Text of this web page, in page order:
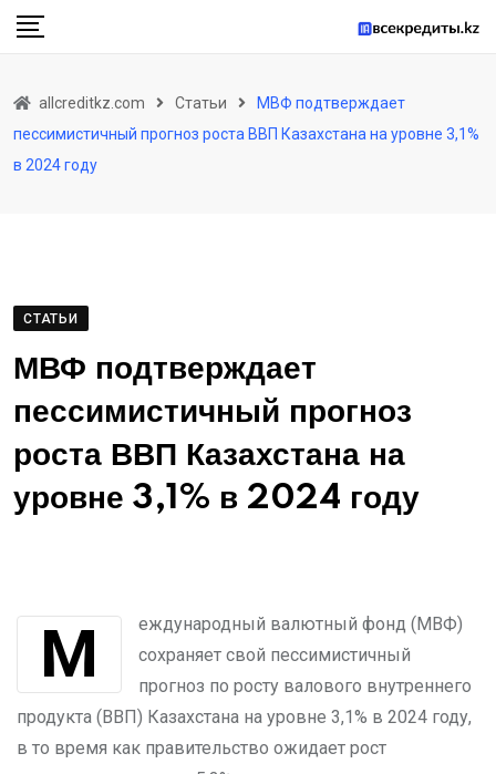
Skip
allcreditkz.com Статьи
МВФ подтверждает
пессимистичный прогноз роста ВВП Казахстана на уровне 3,1%
в 2024 году
СТАТЬИ
МВФ подтверждает
пессимистичный прогноз
роста ВВП Казахстана на
уровне 3,1% в 2024 году
Международный валютный фонд (МВФ)
сохраняет свой пессимистичный
прогноз по росту валового внутреннего
продукта (ВВП) Казахстана на уровне 3,1% в 2024 году,
в то время как правительство ожидает рост